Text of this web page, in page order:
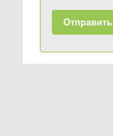
Отправить